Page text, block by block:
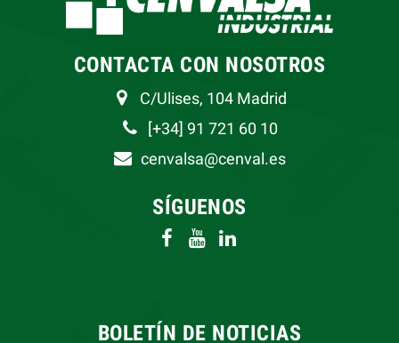
CONTACTA CON NOSOTROS
C/Ulises, 104 Madrid
[+34] 91 721 60 10
cenvalsa@cenval.es
SÍGUENOS
BOLETÍN DE NOTICIAS